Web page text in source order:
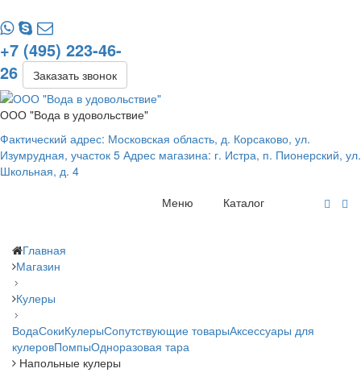
+7 (495) 223-46-
26
Заказать звонок
ООО "Вода в удовольствие"
Фактический адрес: Московская область, д. Корсаково, ул.
Изумрудная, участок 5 Адрес магазина: г. Истра, п. Пионерский, ул.
Школьная, д. 4
Каталог
Меню
Главная
Магазин
Кулеры
ВодаСокиКулерыСопутствующие товарыАксессуары для
кулеровПомпыОдноразовая тара
Напольные кулеры